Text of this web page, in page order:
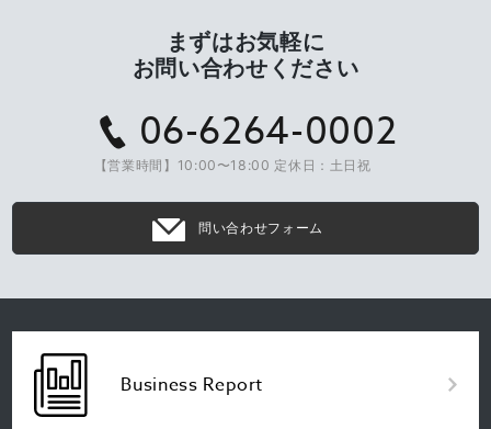
まずはお気軽に
お問い合わせください
06-6264-0002
【営業時間】10:00〜18:00 定休日：土日祝
問い合わせフォーム
Business Report